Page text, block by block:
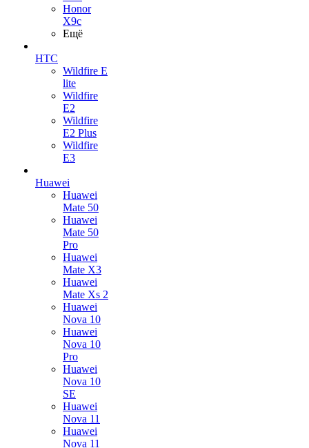
Honor
X9c
Ещё
HTC
Wildfire E
lite
Wildfire
E2
Wildfire
E2 Plus
Wildfire
E3
Huawei
Huawei
Mate 50
Huawei
Mate 50
Pro
Huawei
Mate X3
Huawei
Mate Xs 2
Huawei
Nova 10
Huawei
Nova 10
Pro
Huawei
Nova 10
SE
Huawei
Nova 11
Huawei
Nova 11